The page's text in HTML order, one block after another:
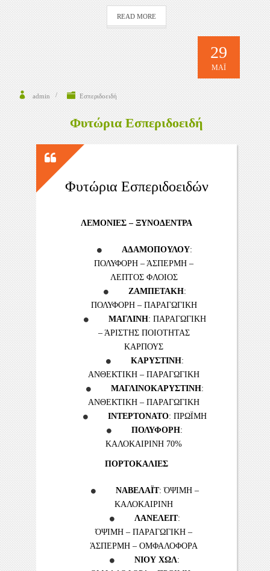
READ MORE
29
ΜΆΙ
admin Εσπεριδοειδή
Φυτώρια Εσπεριδοειδή
Φυτώρια Εσπεριδοειδών
ΛΕΜΟΝΙΕΣ – ΞΥΝΟΔΕΝΤΡΑ
ΑΔΑΜΟΠΟΥΛΟΥ:
ΠΟΛΥΦΟΡΗ – ΆΣΠΕΡΜΗ –
ΛΕΠΤΟΣ ΦΛΟΙΟΣ
ΖΑΜΠΕΤΑΚΗ:
ΠΟΛΥΦΟΡΗ – ΠΑΡΑΓΩΓΙΚΗ
ΜΑΓΛΙΝΗ: ΠΑΡΑΓΩΓΙΚΗ
– ΆΡΙΣΤΗΣ ΠΟΙΟΤΗΤΑΣ
ΚΑΡΠΟΥΣ
ΚΑΡΥΣΤΙΝΗ:
ΑΝΘΕΚΤΙΚΗ – ΠΑΡΑΓΩΓΙΚΗ
ΜΑΓΛΙΝΟΚΑΡΥΣΤΙΝΗ:
ΑΝΘΕΚΤΙΚΗ – ΠΑΡΑΓΩΓΙΚΗ
ΙΝΤΕΡΤΟΝΑΤΟ: ΠΡΩΪΜΗ
ΠΟΛΥΦΟΡΗ:
ΚΑΛΟΚΑΙΡΙΝΗ 70%
ΠΟΡΤΟΚΑΛΙΕΣ
ΝΑΒΕΛΑΪΤ: ΌΨΙΜΗ –
ΚΑΛΟΚΑΙΡΙΝΗ
ΛΑΝΕΛΕΙΤ:
ΌΨΙΜΗ – ΠΑΡΑΓΩΓΙΚΗ –
ΆΣΠΕΡΜΗ – ΟΜΦΑΛΟΦΟΡΑ
ΝΙΟΥ ΧΩΛ: